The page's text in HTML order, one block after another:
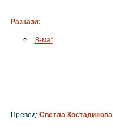
Разкази:
„8-ма“
Превод: Светла Костадинова